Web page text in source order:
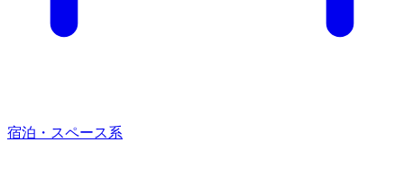
宿泊・スペース系